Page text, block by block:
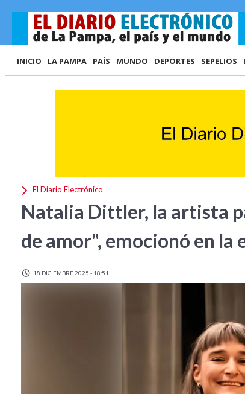
INICIO LA PAMPA PAÍS MUNDO DEPORTES SEPELIOS
El Diario Electrónico
Natalia Dittler, la artista
de amor", emocionó en la
18 DICIEMBRE 2025 - 18:51